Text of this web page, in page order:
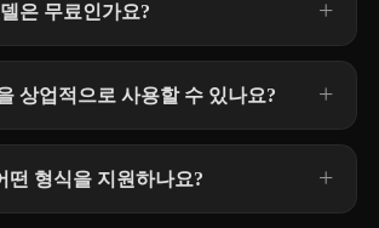
은 무료인가요?
상업적으로 사용할 수 있나요?
떤 형식을 지원하나요?